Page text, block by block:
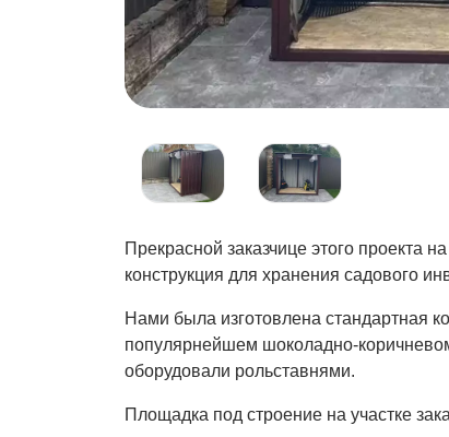
Прекрасной заказчице этого проекта
конструкция для хранения садового
Нами была изготовлена стандартная
популярнейшем шоколадно-
оборудовали рольставнями.
Площадка под строение на участке